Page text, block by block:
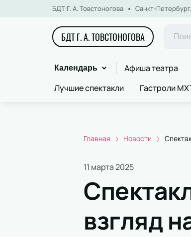
БДТ Г. А. Товстоногова Санкт-
БДТ Г. А. ТОВСТОНОГОВА
Календарь Афиша театра
Лучшие спектакли
Гастроли
Главная Новости
11 марта 2025
взгляд